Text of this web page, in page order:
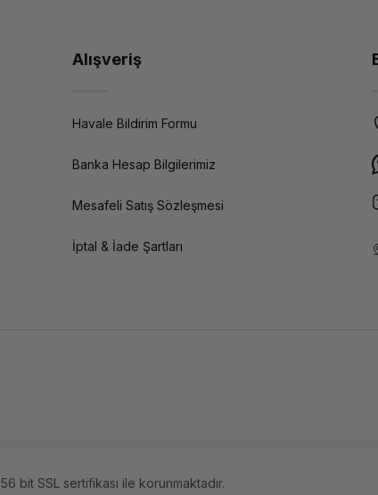
Alışveriş
Havale Bildirim Formu
Banka Hesap Bilgilerimiz
Mesafeli Satış Sözleşmesi
İptal & İade Şartları
bit SSL sertifikası ile korunmaktadır.